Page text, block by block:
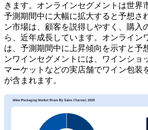
きます。オンラインセグメントは世界
予測期間中に大幅に拡大すると予想さ
ン市場は、顧客を説得しやすく、購入
ら、近年成長しています。オンライン
は、予測期間中に上昇傾向を示すと予
ンワインセグメントには、ワインショ
マーケットなどの実店舗でワイン包装
が含まれます。